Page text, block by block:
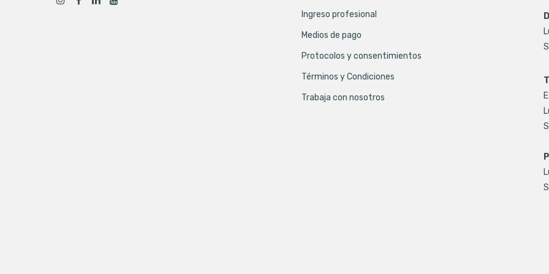
Ingreso profesional
Medios de pago
Protocolos y consentimientos
Términos y Condiciones
Trabaja con nosotros